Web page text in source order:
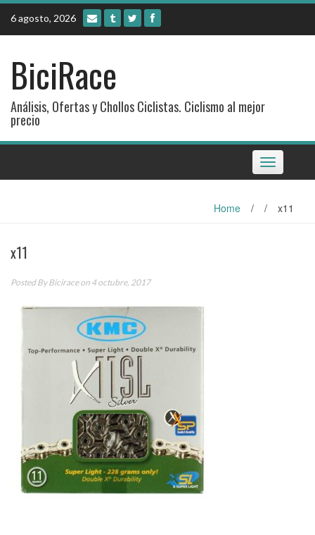
Skip
content
6 agosto, 2026
BiciRace
Análisis, Ofertas y Chollos Ciclistas. Ciclismo al mejor
precio
Toggle
navigation
Home / / x11
x11
Posted ByBiciraceon 4 octubre, 2017